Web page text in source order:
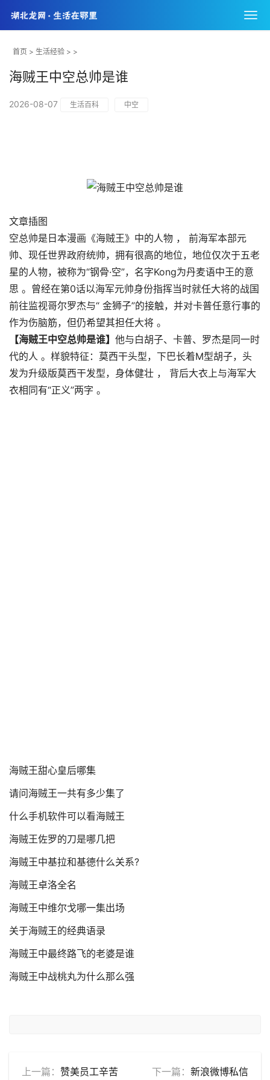
首页 > 生活经验 > >
海贼王中空总帅是谁
2026-08-07 生活百科 中空
文章插图
空总帅是日本漫画《海贼王》中的人物 ， 前海军本部元
帅、现任世界政府统帅，拥有很高的地位，地位仅次于五老
星的人物，被称为“钢骨·空”，名字Kong为丹麦语中王的意
思 。曾经在第0话以海军元帅身份指挥当时就任大将的战国
前往监视哥尔罗杰与“ 金狮子”的接触，并对卡普任意行事的
作为伤脑筋，但仍希望其担任大将 。
【海贼王中空总帅是谁】 他与白胡子、卡普、罗杰是同一时
代的人 。样貌特征：莫西干头型，下巴长着M型胡子，头
发为升级版莫西干发型，身体健壮 ， 背后大衣上与海军大
衣相同有“正义”两字 。
海贼王甜心皇后哪集
请问海贼王一共有多少集了
什么手机软件可以看海贼王
海贼王佐罗的刀是哪几把
海贼王中基拉和基德什么关系?
海贼王卓洛全名
海贼王中维尔戈哪一集出场
关于海贼王的经典语录
海贼王中最终路飞的老婆是谁
海贼王中战桃丸为什么那么强
上一篇： 赞美员工辛苦
下一篇： 新浪微博私信